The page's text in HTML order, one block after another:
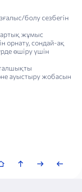
болу сезбегін
артық жұмыс
орнату, сондай-ақ
өшіру үшін
ауыстыру жобасын